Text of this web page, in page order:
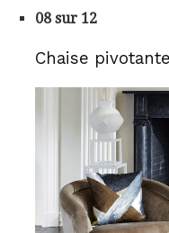
08 sur 12
Chaise